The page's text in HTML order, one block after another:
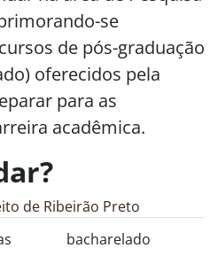
se
de pós-graduação
oferecidos pela
para as
acadêmica.
de Ribeirão Preto
bacharelado